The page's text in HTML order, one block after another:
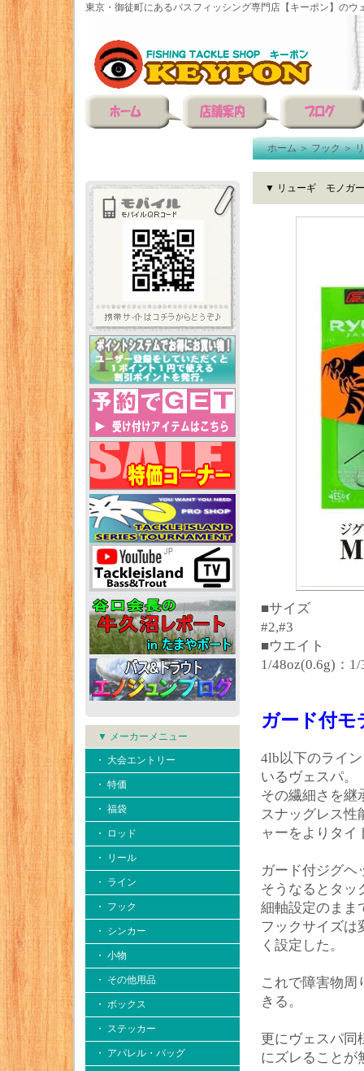
東京・御徒町にあるバスフィッシング専門店【キーポン】のウ
▼ メーカーメニュー
・ 大会エントリー
・ 特価
・ 福袋
・ ロッド
・ リール
・ ライン
・ フック
・ シンカー
・ 小物
・ その他用品
・ ボックス
・ ステッカー
・ アパレル・バッグ
ホーム＞フック＞
▼ リューギ モノガ
■サイズ
#2,#3
■ウエイト
1/48oz(0.6g)：
ガード付
4lb以下のライ
いるヴェスパ。
その繊細さを継
スナッグレス性
ャーをよりタイ
ガード付ジグヘ
そうなるとタッ
細軸設定のまま
フックサイズは
く設定した。
これで障害物周
きる。
更にヴェスパ同
にズレることが